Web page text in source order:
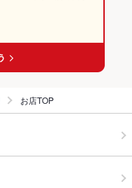
お店TOP